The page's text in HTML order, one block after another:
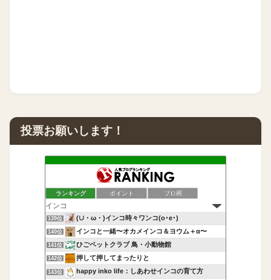
投票お願いします！
ランキング ポイント ブロ画
139位 (∪・ω・)インコ時々ワンコ(o･e･)
140位 インコと一緒〜オカメインコ＆ヨウム＋α〜
141位 ひごペットクラブ 鳥・小動物館
142位 押して押してまったりと
143位 happy inko life：しあわせインコの育て方